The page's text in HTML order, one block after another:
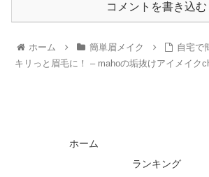
コメントを書き込む
ホーム 簡単眉メイク
自宅で
キリっと眉毛に！ – mahoの垢抜けアイメイク
ホーム
ランキング